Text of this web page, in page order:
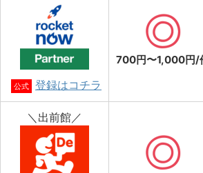
公式 登録はコチラ
700円〜1,000円/
＼出前館／